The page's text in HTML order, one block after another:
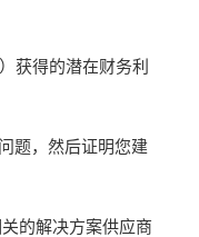
获得的潜在财务利
题，然后证明您建
的解决方案供应商